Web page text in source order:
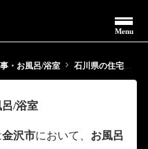
Menu
・お風呂/浴室 石川県の住宅設備工事・お風呂/浴室
/浴室
金沢市において、 お風呂